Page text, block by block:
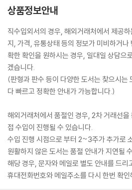
상품정보안내
직수입외서의 경우, 해외거래처에서 제공
지, 가격, 유통상태 등의 정보가 미비하거나
확한 확인을 원하시는 경우, 일대일 상담으
겠습니다.
(판형과 판수 등이 다양한 도서는 찾으시는
다 빠르고 정확한 안내가 가능합니다.)
해외거래처에서 품절인 경우, 2차 거래선을
접 수입이 진행될 수 있습니다.
수입 진행 시점으로 부터 2~3주가 추가로
원활하지 않은 도서는 품절 안내가 지연될
해당 경우, 문자와 메일로 별도 안내를 드리
휴대전화번호와 메일주소를 다시 한번 확